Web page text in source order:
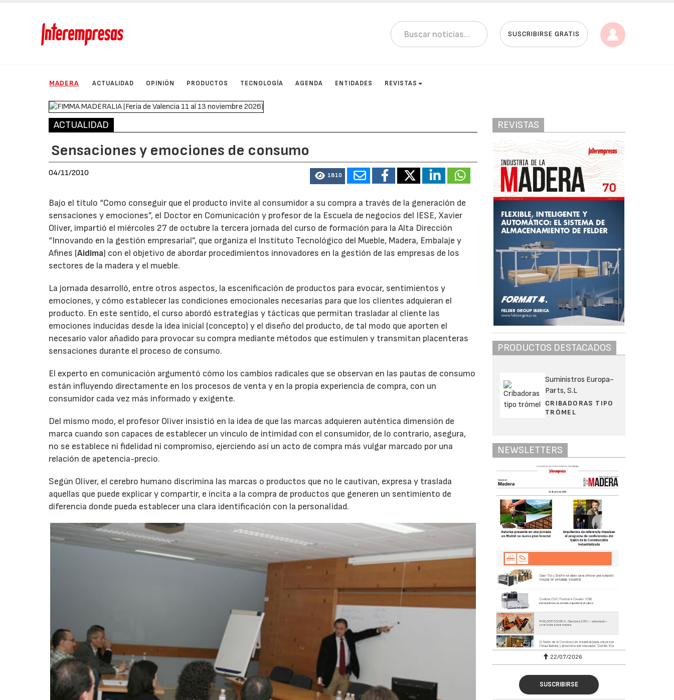
SUSCRIBIRSE GRATIS
MADERA ACTUALIDAD OPINIÓN PRODUCTOS TECNOLOGÍA AGENDA ENTIDADES REVISTAS
ACTUALIDAD
Sensaciones y emociones de consumo
04/11/2010 1810
Bajo el título “Como conseguir que el producto invite al consumidor a su compra a través de la generación de
sensaciones y emociones”, el Doctor en Comunicación y profesor de la Escuela de negocios del IESE, Xavier
Oliver, impartió el miércoles 27 de octubre la tercera jornada del curso de formación para la Alta Dirección
“Innovando en la gestión empresarial”, que organiza el Instituto Tecnológico del Mueble, Madera, Embalaje y
Afines (Aidima) con el objetivo de abordar procedimientos innovadores en la gestión de las empresas de los
sectores de la madera y el mueble.
La jornada desarrolló, entre otros aspectos, la escenificación de productos para evocar, sentimientos y
emociones, y cómo establecer las condiciones emocionales necesarias para que los clientes adquieran el
producto. En este sentido, el curso abordó estrategias y tácticas que permitan trasladar al cliente las
emociones inducidas desde la idea inicial (concepto) y el diseño del producto, de tal modo que aporten el
necesario valor añadido para provocar su compra mediante métodos que estimulen y transmitan placenteras
sensaciones durante el proceso de consumo.
El experto en comunicación argumentó cómo los cambios radicales que se observan en las pautas de consumo
están influyendo directamente en los procesos de venta y en la propia experiencia de compra, con un
consumidor cada vez más informado y exigente.
Del mismo modo, el profesor Oliver insistió en la idea de que las marcas adquieren auténtica dimensión de
marca cuando son capaces de establecer un vinculo de intimidad con el consumidor, de lo contrario, asegura,
no se establece ni fidelidad ni compromiso, ejerciendo así un acto de compra más vulgar marcado por una
relación de apetencia-precio.
Según Oliver, el cerebro humano discrimina las marcas o productos que no le cautivan, expresa y traslada
aquellas que puede explicar y compartir, e incita a la compra de productos que generen un sentimiento de
diferencia donde pueda establecer una clara identificación con la personalidad.
REVISTAS
PRODUCTOS DESTACADOS
Suministros Europa-
Parts, S.L
CRIBADORAS TIPO
TRÓMEL
NEWSLETTERS
22/07/2026
SUSCRIBIRSE